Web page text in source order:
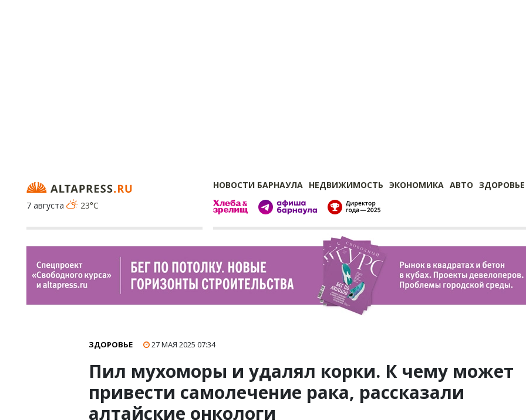
НОВОСТИ БАРНАУЛА НЕДВИЖИМОСТЬ ЭКОНОМИКА АВТО ЗДОРОВЬЕ
7 августа
23°C
ЗДОРОВЬЕ 27 МАЯ 2025 07:34
Пил мухоморы и удалял корки. К чему может
привести самолечение рака, рассказали
алтайские онкологи